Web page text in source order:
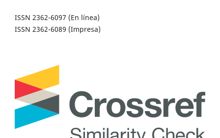
ISSN 2362-6097 (En línea)
ISSN 2362-6089 (Impresa)